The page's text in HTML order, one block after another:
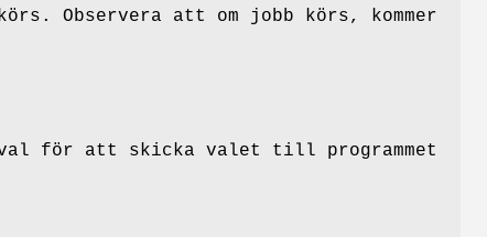
Observera att om jobb körs, kommer
för att skicka valet till programmet